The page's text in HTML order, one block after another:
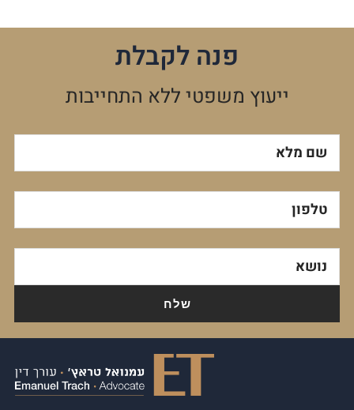
פנה לקבלת
ייעוץ משפטי ללא התחייבות
שם מלא
טלפון
נושא